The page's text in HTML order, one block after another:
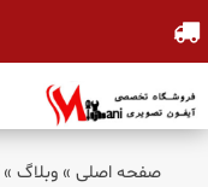
صفحه اصلی » وبلاگ »